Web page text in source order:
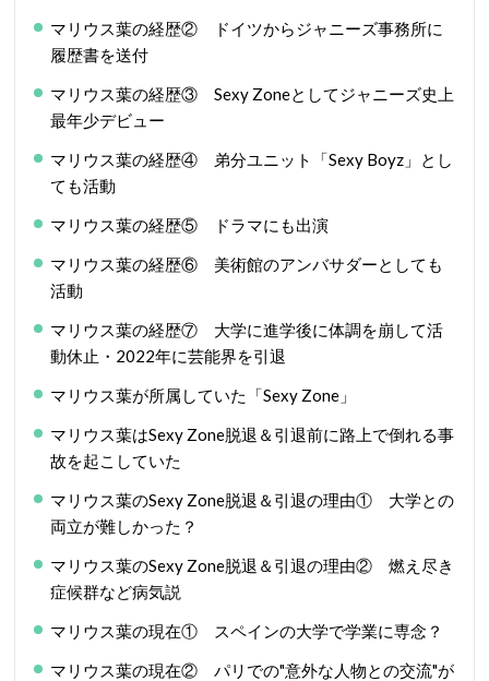
マリウス葉の経歴② ドイツからジャニーズ事務所に
履歴書を送付
マリウス葉の経歴③ Sexy Zoneとしてジャニーズ史上
最年少デビュー
マリウス葉の経歴④ 弟分ユニット「Sexy Boyz」とし
ても活動
マリウス葉の経歴⑤ ドラマにも出演
マリウス葉の経歴⑥ 美術館のアンバサダーとしても
活動
マリウス葉の経歴⑦ 大学に進学後に体調を崩して活
動休止・2022年に芸能界を引退
マリウス葉が所属していた「Sexy Zone」
マリウス葉はSexy Zone脱退＆引退前に路上で倒れる事
故を起こしていた
マリウス葉のSexy Zone脱退＆引退の理由① 大学との
両立が難しかった？
マリウス葉のSexy Zone脱退＆引退の理由② 燃え尽き
症候群など病気説
マリウス葉の現在① スペインの大学で学業に専念？
マリウス葉の現在② パリでの"意外な人物との交流"が